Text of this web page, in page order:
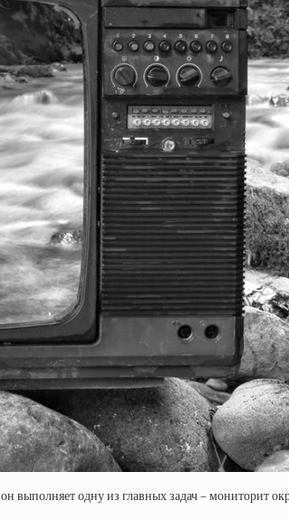
выполняет одну из главных задач – мониторит